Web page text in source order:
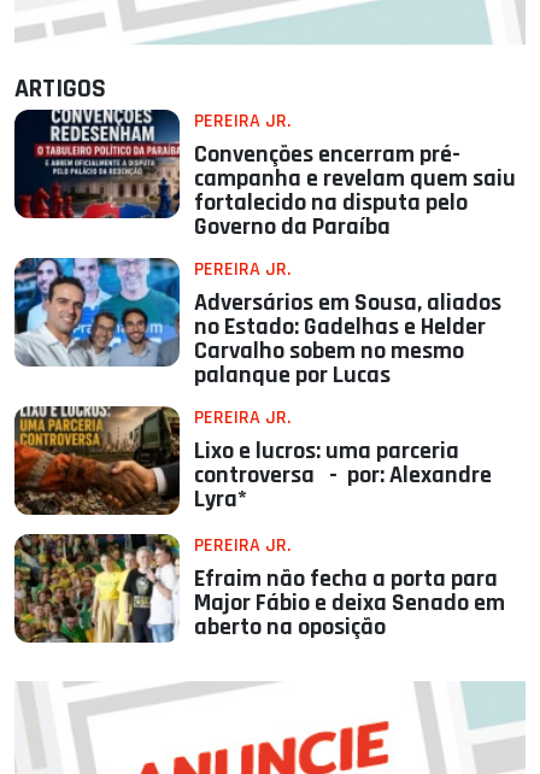
ARTIGOS
PEREIRA JR.
Convenções encerram pré-
campanha e revelam quem saiu
fortalecido na disputa pelo
Governo da Paraíba
PEREIRA JR.
Adversários em Sousa, aliados
no Estado: Gadelhas e Helder
Carvalho sobem no mesmo
palanque por Lucas
PEREIRA JR.
Lixo e lucros: uma parceria
controversa - por: Alexandre
Lyra*
PEREIRA JR.
Efraim não fecha a porta para
Major Fábio e deixa Senado em
aberto na oposição